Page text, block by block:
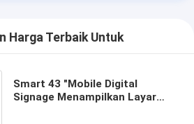
Harga Terbaik Untuk
Smart 43 "Mobile Digital
Signage Menampilkan Layar